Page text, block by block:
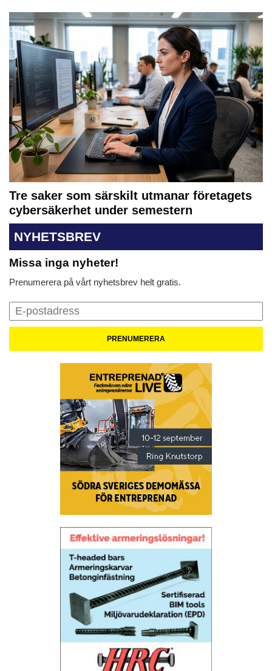
Tre saker som särskilt utmanar företagets
cybersäkerhet under semestern
NYHETSBREV
Missa inga nyheter!
Prenumerera på vårt nyhetsbrev helt gratis.